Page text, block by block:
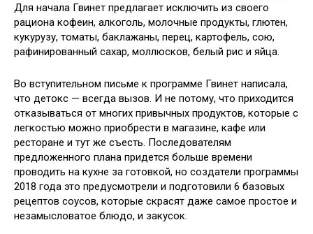
Для начала Гвинет предлагает исключить из своего
рациона кофеин, алкоголь, молочные продукты, глютен,
кукурузу, томаты, баклажаны, перец, картофель, сою,
рафинированный сахар, моллюсков, белый рис и яйца.
Во вступительном письме к программе Гвинет написала,
что детокс — всегда вызов. И не потому, что приходится
отказываться от многих привычных продуктов, которые с
легкостью можно приобрести в магазине, кафе или
ресторане и тут же съесть. Последователям
предложенного плана придется больше времени
проводить на кухне за готовкой, но создатели программы
2018 года это предусмотрели и подготовили 6 базовых
рецептов соусов, которые скрасят даже самое простое и
незамысловатое блюдо, и закусок.